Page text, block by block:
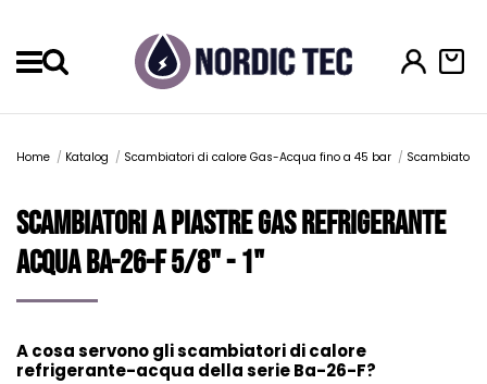
Home Katalog Scambiatori di calore Gas-Acqua fino a 45 bar Scambiatori
Scambiatori a piastre Gas Refrigerante
Acqua Ba-26-F 5/8" - 1"
A cosa servono gli scambiatori di calore
refrigerante-acqua della serie Ba-26-F?